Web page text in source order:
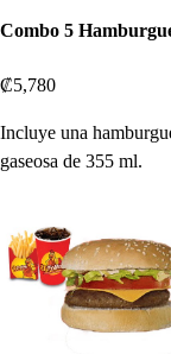
Combo 5
₡5,780
Incluye una
gaseosa de 355 ml.